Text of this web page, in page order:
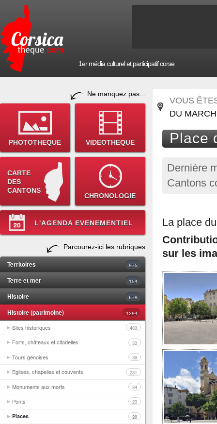
1er média culturel et participatif corse
Ne manquez pas...
PHOTOTHEQUE VIDEOTHEQUE
CARTE
DES
CANTONS
CHRONOLOGIE
L'AGENDA EVENEMENTIEL
Parcourez-ici les rubriques
Territoires 975
Terre et mer 154
Histoire 679
Histoire (patrimoine) 1294
Sites historiques 483
Forts, châteaux et citadelles 33
Tours génoises 39
Eglises, chapelles et couvents 281
Monuments aux morts 34
Ponts 23
Places 20
VOUS
DU
Place
Dernière
Cantons
La place
sur les